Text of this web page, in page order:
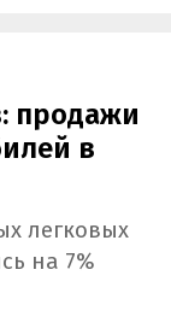
продажи
в
легковых
на 7%